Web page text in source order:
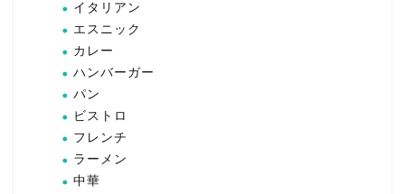
イタリアン
エスニック
カレー
ハンバーガー
パン
ビストロ
フレンチ
ラーメン
中華